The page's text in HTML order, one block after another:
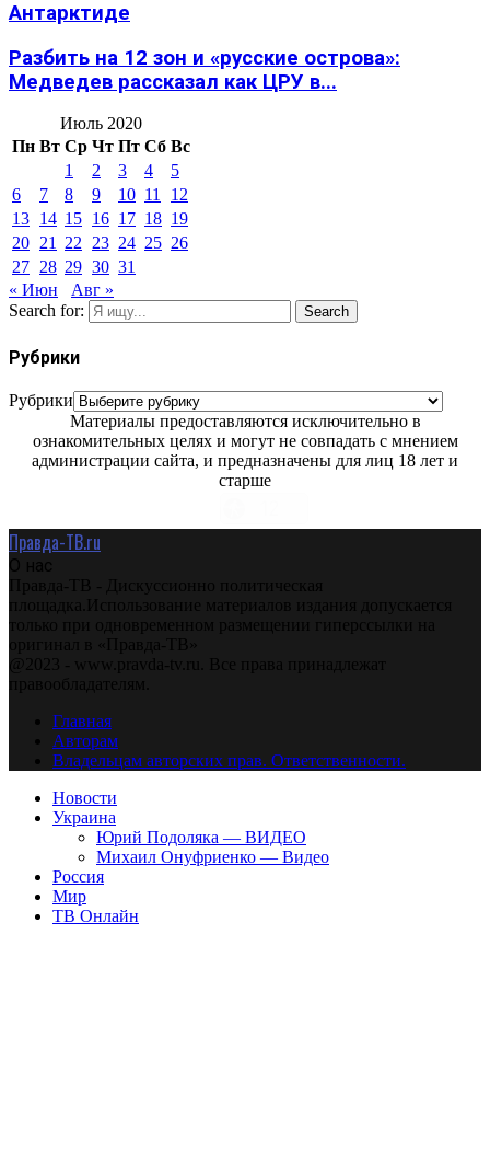
Антарктиде
Разбить на 12 зон и «русские острова»:
Медведев рассказал как ЦРУ в...
Июль 2020
Пн Вт Ср Чт Пт Сб Вс
1
2 3 4
5
6
7 8 9 10 11
12
13 14 15 16 17 18 19
20 21 22 23 24 25 26
27 28 29 30 31
« Июн
Авг »
Search for:
Search
Рубрики
Рубрики
Материалы предоставляются исключительно в
ознакомительных целях и могут не совпадать с мнением
администрации сайта, и предназначены для лиц 18 лет и
старше
Правда-ТВ.ru
О нас
Правда-ТВ - Дискуссионно политическая
площадка.Использование материалов издания допускается
только при одновременном размещении гиперссылки на
оригинал в «Правда-ТВ»
@2023 - www.pravda-tv.ru. Все права принадлежат
правообладателям.
Главная
Авторам
Владельцам авторских прав. Ответственности.
Новости
Украина
Юрий Подоляка — ВИДЕО
Михаил Онуфриенко — Видео
Россия
Мир
ТВ Онлайн